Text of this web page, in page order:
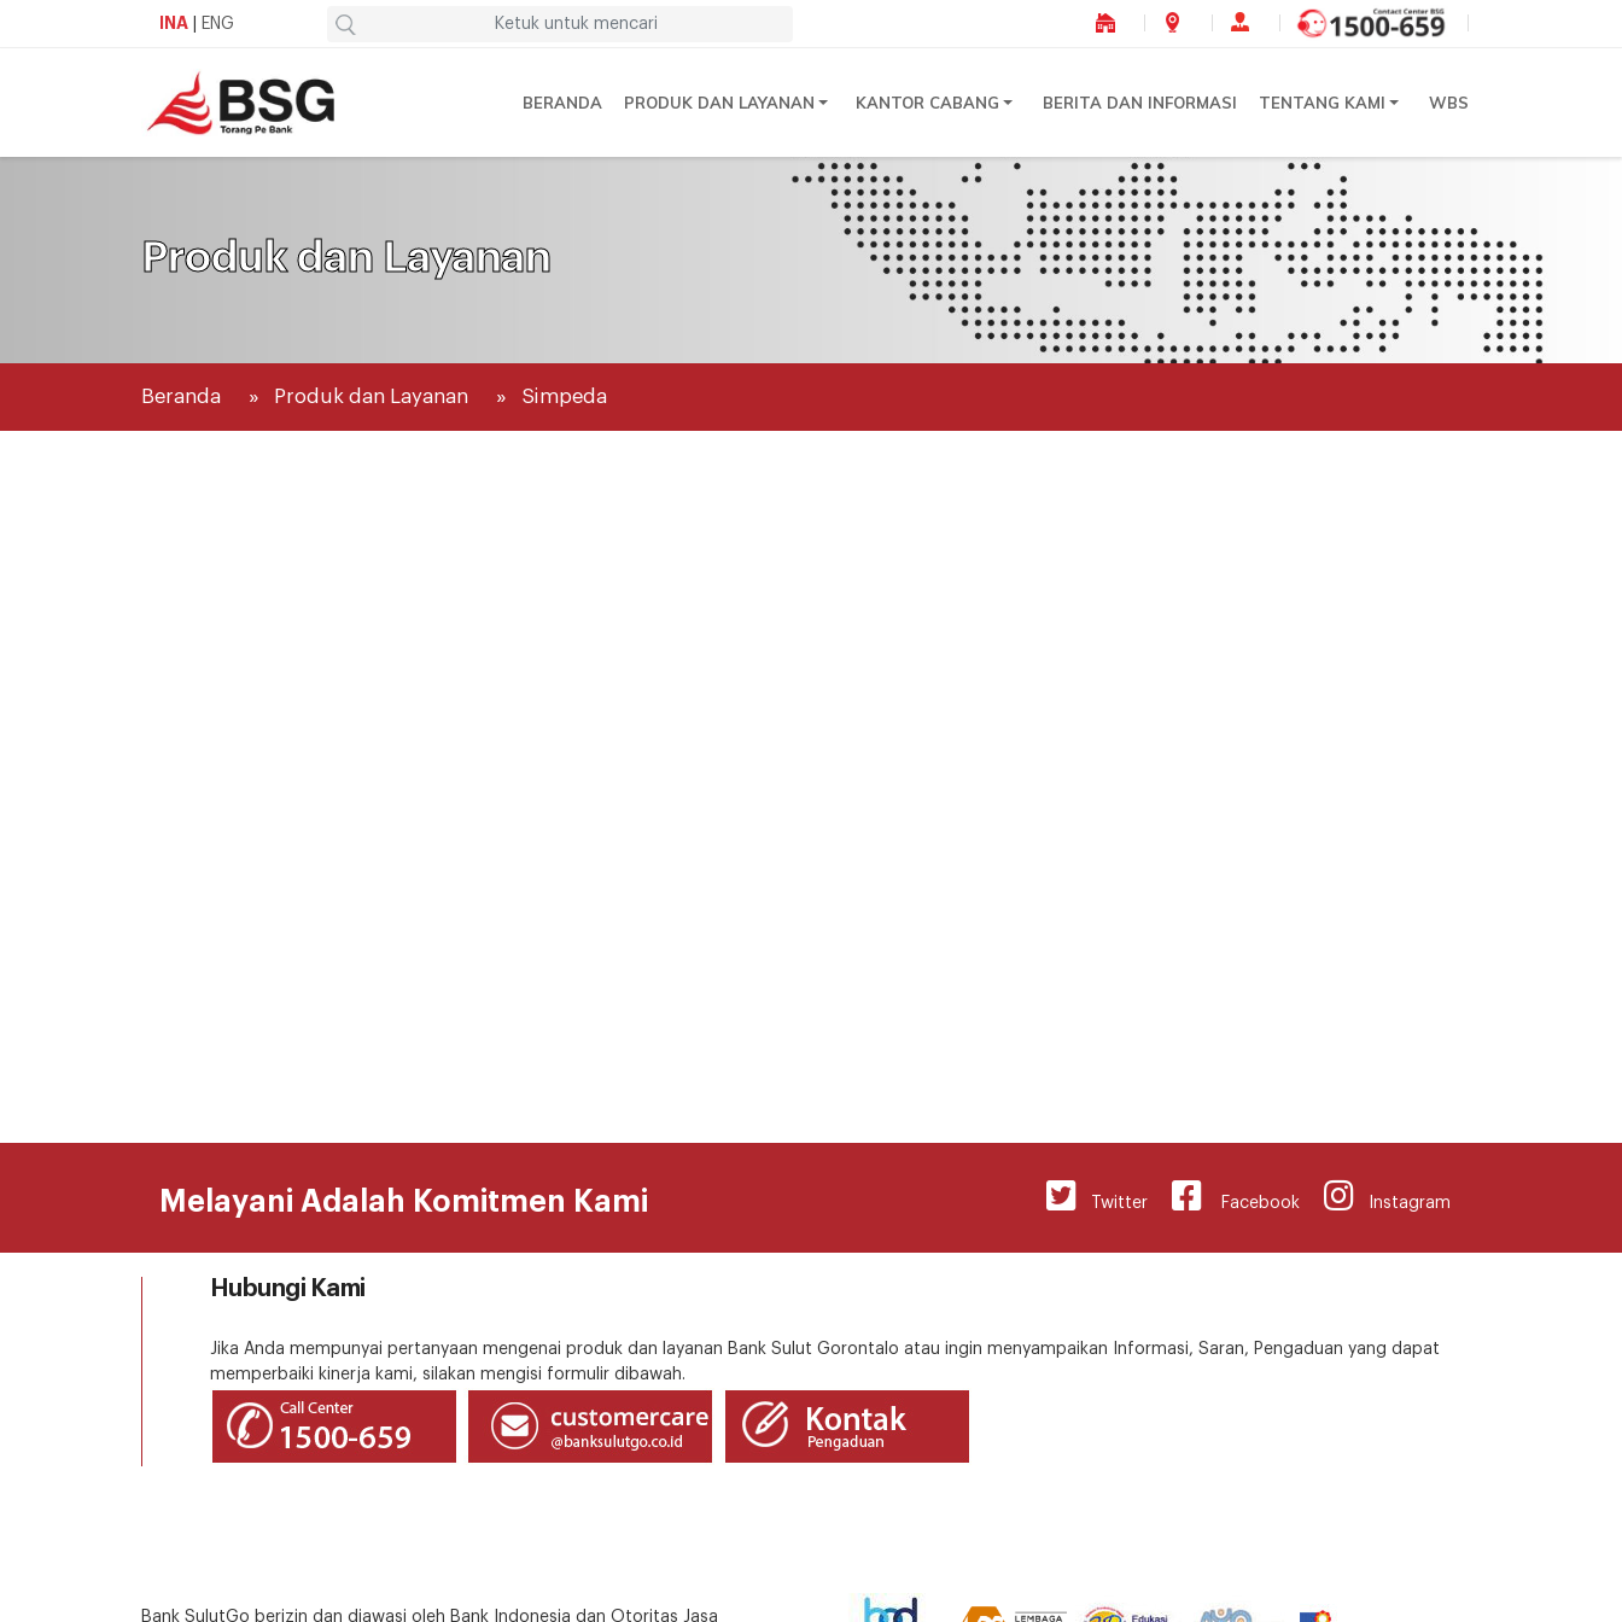
INA ENG
BERANDA PRODUK DAN LAYANAN KANTOR CABANG BERITA DAN INFORMASI TENTANG KAMI WBS
Produk dan Layanan
Beranda Produk dan Layanan Simpeda
Melayani Adalah Komitmen Kami Instagram
Facebook
Twitter
Hubungi Kami
Jika Anda mempunyai pertanyaan mengenai produk dan layanan Bank Sulut Gorontalo atau ingin menyampaikan Informasi, Saran, Pengaduan yang dapat
memperbaiki kinerja kami, silakan mengisi formulir dibawah.
Bank SulutGo berizin dan diawasi oleh Bank Indonesia dan Otoritas Jasa